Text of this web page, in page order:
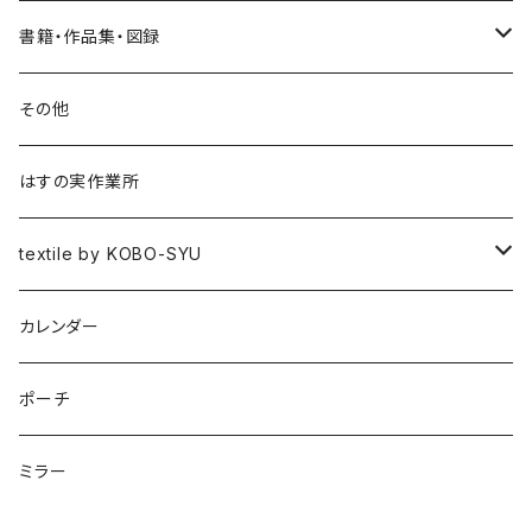
書籍・作品集・図録
書籍
作品集
図録
その他
はすの実作業所
textile by KOBO-SYU
HISASHI IGARASHI
カレンダー
ポーチ
ミラー